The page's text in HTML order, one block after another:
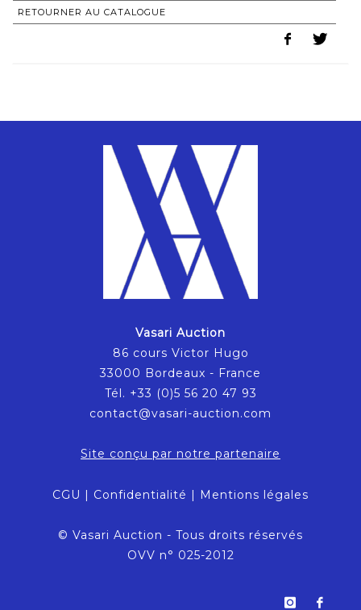
RETOURNER AU CATALOGUE
Vasari Auction
86 cours Victor Hugo
33000 Bordeaux - France
Tél. +33 (0)5 56 20 47 93
contact@vasari-auction.com
Site conçu par notre partenaire
CGU | Confidentialité | Mentions légales
© Vasari Auction - Tous droits réservés
OVV n° 025-2012